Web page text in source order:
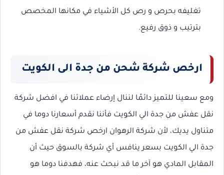
تغليفه بحرص و رص كل الأشياء في مكانها المخصص
بترتيب و ذوق رفيع.
ارخص شركة شحن من جدة الى الكويت
ومع سعينا للتميز دائمًا لننال إرضاء عملائنا في افضل شركة
نقل عفش من جدة الي الكويت فأننا نقدم أسعارنا دوما في
متناول يديك، لأن شركة الرهوان ارخص شركة نقل عفش من
جدة الي الكويت بسعر ينافس أي شركة بالسوق حيث أن
المقابل المادي هو آخر ما قد نبحث عنه، فهدفنا دوما هو